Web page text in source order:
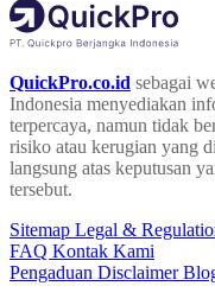
QuickPro.co.id sebagai
Indonesia menyediakan
terpercaya, namun tidak
risiko atau kerugian yang
langsung atas keputusan
tersebut.
Sitemap Legal &
FAQ Kontak Kami
Pengaduan Disclaimer